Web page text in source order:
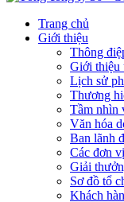
Trang chủ
Giới thiệu
Thông
Giới thiệu
Lịch sử
Thương
Tầm nhìn
Văn hóa
Ban lãnh
Các đơn
Giải
Sơ đồ tổ
Khách